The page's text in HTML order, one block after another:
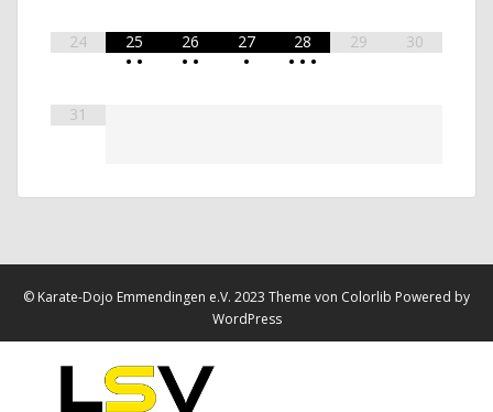
24
25
• •
26
• •
27
•
28
• • •
29 30
31
© Karate-Dojo Emmendingen e.V. 2023 Theme von Colorlib Powered by
WordPress